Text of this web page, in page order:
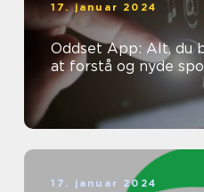
17. januar 2024
Oddset App: Alt, du
at forstå og nyde
17. januar 2024